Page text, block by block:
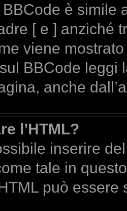
è simile
[ e ] anziché
viene
BBCode leggi
anche
l’HTML?
inserire
tale in
può